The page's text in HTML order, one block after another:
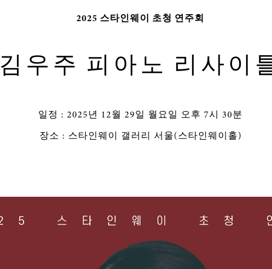
2025 스타인웨이 초청 연주회
김우주 피아노 리사이
일정 : 2025년 12월 29일 월요일 오후 7시 30분
장소 : 스타인웨이 갤러리 서울(스타인웨이홀)